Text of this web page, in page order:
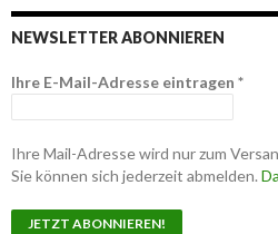
NEWSLETTER ABONNIEREN
Ihre E-Mail-Adresse eintragen *
Ihre Mail-Adresse wird nur zum
Sie können sich jederzeit abmelden.